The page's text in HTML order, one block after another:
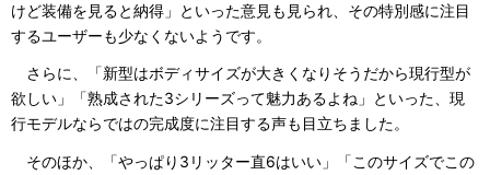
けど装備を見ると納得」といった意見も見られ、その特別感に注目
するユーザーも少なくないようです。
さらに、「新型はボディサイズが大きくなりそうだから現行型が
欲しい」「熟成された3シリーズって魅力あるよね」といった、現
行モデルならではの完成度に注目する声も目立ちました。
そのほか、「やっぱり3リッター直6はいい」「このサイズでこの